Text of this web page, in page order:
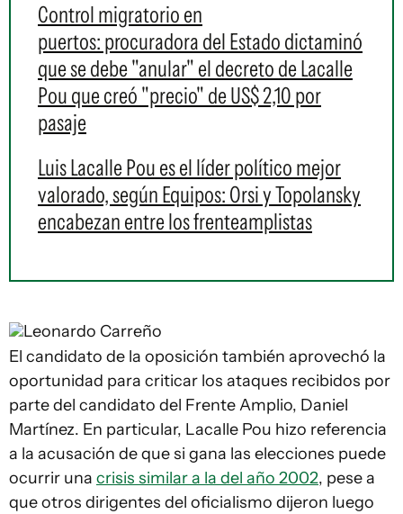
Control migratorio en
puertos: procuradora del Estado dictaminó
que se debe "anular" el decreto de Lacalle
Pou que creó "precio" de US$ 2,10 por
pasaje
Luis Lacalle Pou es el líder político mejor
valorado, según Equipos: Orsi y Topolansky
encabezan entre los frenteamplistas
Leonardo Carreño
El candidato de la oposición también aprovechó la
oportunidad para criticar los ataques recibidos por
parte del candidato del Frente Amplio, Daniel
Martínez. En particular, Lacalle Pou hizo referencia
a la acusación de que si gana las elecciones puede
ocurrir una crisis similar a la del año 2002, pese a
que otros dirigentes del oficialismo dijeron luego